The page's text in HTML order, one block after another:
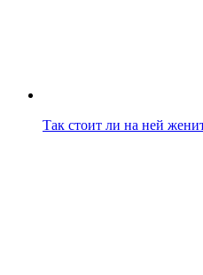
Так стоит ли на ней